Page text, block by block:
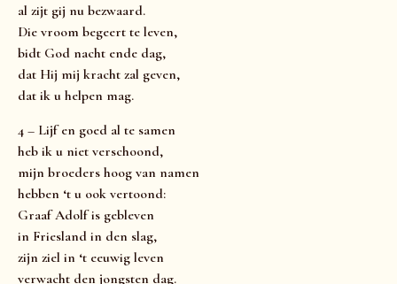
al zijt gij nu bezwaard.
Die vroom begeert te leven,
bidt God nacht ende dag,
dat Hij mij kracht zal geven,
dat ik u helpen mag.
4 – Lijf en goed al te samen
heb ik u niet verschoond,
mijn broeders hoog van namen
hebben ‘t u ook vertoond:
Graaf Adolf is gebleven
in Friesland in den slag,
zijn ziel in ‘t eeuwig leven
verwacht den jongsten dag.